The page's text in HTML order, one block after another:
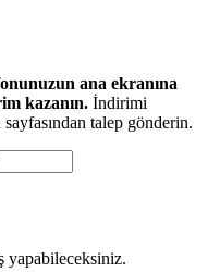
ana ekranına
kazanın. İndirimi
talep gönderin.
yapabileceksiniz.